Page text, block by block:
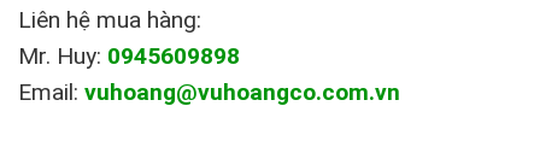
Liên hệ mua hàng:
Mr. Huy: 0945609898
Email: vuhoang@vuhoangco.com.vn